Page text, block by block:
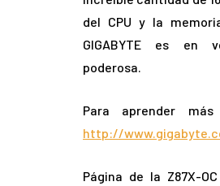
del CPU y la
GIGABYTE es en
poderosa.
Para aprender
http://
Página de la Z87X-